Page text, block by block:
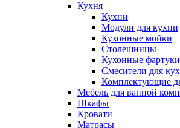
Кухня
Кухни
Модули для кухни
Кухонные мойки
Столешницы
Кухонные фартуки
Смесители для
Комплектующие
Мебель для ванной
Шкафы
Кровати
Матрасы